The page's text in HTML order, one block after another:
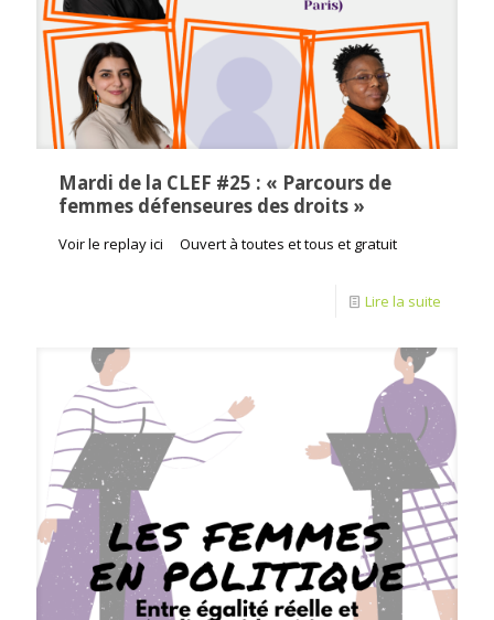
Mardi de la CLEF #25 : « Parcours de
femmes défenseures des droits »
Voir le replay ici Ouvert à toutes et tous et gratuit
Lire la suite